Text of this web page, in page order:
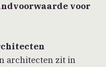
voor
architecten zit in